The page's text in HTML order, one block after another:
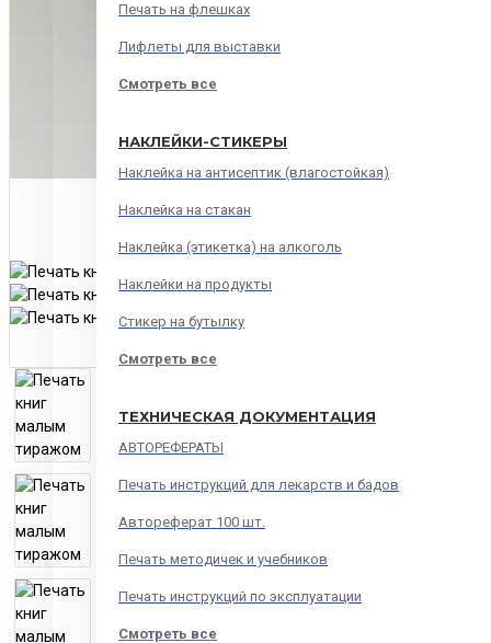
Печать на флешках
Лифлеты для выставки
Смотреть все
НАКЛЕЙКИ-СТИКЕРЫ
Наклейка на антисептик (влагостойкая)
Наклейка на стакан
Наклейка (этикетка) на алкоголь
Наклейки на продукты
Стикер на бутылку
Смотреть все
ТЕХНИЧЕСКАЯ ДОКУМЕНТАЦИЯ
АВТОРЕФЕРАТЫ
Печать инструкций для лекарств и бадов
Автореферат 100 шт.
Печать методичек и учебников
Печать инструкций по эксплуатации
Смотреть все